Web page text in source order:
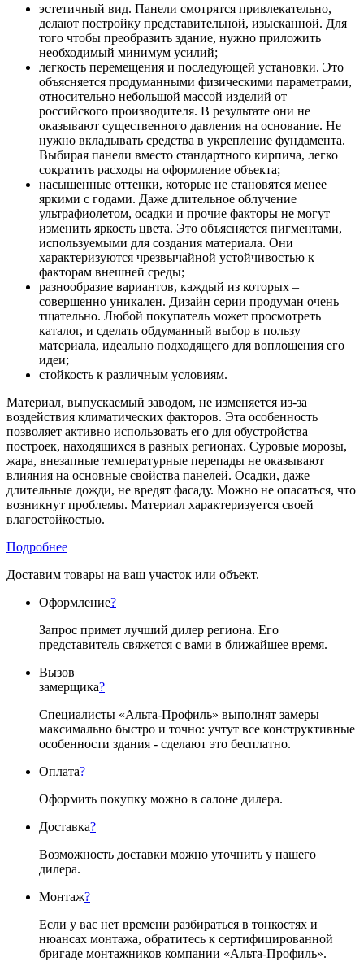
эстетичный вид. Панели смотрятся привлекательно,
делают постройку представительной, изысканной. Для
того чтобы преобразить здание, нужно приложить
необходимый минимум усилий;
легкость перемещения и последующей установки. Это
объясняется продуманными физическими параметрами,
относительно небольшой массой изделий от
российского производителя. В результате они не
оказывают существенного давления на основание. Не
нужно вкладывать средства в укрепление фундамента.
Выбирая панели вместо стандартного кирпича, легко
сократить расходы на оформление объекта;
насыщенные оттенки, которые не становятся менее
яркими с годами. Даже длительное облучение
ультрафиолетом, осадки и прочие факторы не могут
изменить яркость цвета. Это объясняется пигментами,
используемыми для создания материала. Они
характеризуются чрезвычайной устойчивостью к
факторам внешней среды;
разнообразие вариантов, каждый из которых –
совершенно уникален. Дизайн серии продуман очень
тщательно. Любой покупатель может просмотреть
каталог, и сделать обдуманный выбор в пользу
материала, идеально подходящего для воплощения его
идеи;
стойкость к различным условиям.
Материал, выпускаемый заводом, не изменяется из-за
воздействия климатических факторов. Эта особенность
позволяет активно использовать его для обустройства
построек, находящихся в разных регионах. Суровые морозы,
жара, внезапные температурные перепады не оказывают
влияния на основные свойства панелей. Осадки, даже
длительные дожди, не вредят фасаду. Можно не опасаться, что
возникнут проблемы. Материал характеризуется своей
влагостойкостью.
Подробнее
Доставим товары на ваш участок или объект.
Оформление?
Запрос примет лучший дилер региона. Его
представитель свяжется с вами в ближайшее время.
Вызов
замерщика?
Специалисты «Альта-Профиль» выполнят замеры
максимально быстро и точно: учтут все конструктивные
особенности здания - сделают это бесплатно.
Оплата?
Оформить покупку можно в салоне дилера.
Доставка?
Возможность доставки можно уточнить у нашего
дилера.
Монтаж?
Если у вас нет времени разбираться в тонкостях и
нюансах монтажа, обратитесь к сертифицированной
бригаде монтажников компании «Альта-Профиль».